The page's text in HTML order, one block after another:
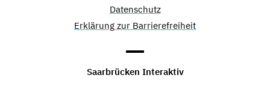
Datenschutz
Erklärung zur Barrierefreiheit
Saarbrücken Interaktiv